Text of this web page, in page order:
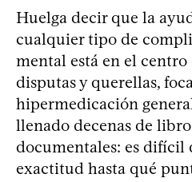
Huelga decir que la
cualquier tipo de
mental está en el centro
disputas y querellas,
hipermedicación
llenado decenas de
documentales: es difícil
exactitud hasta qué